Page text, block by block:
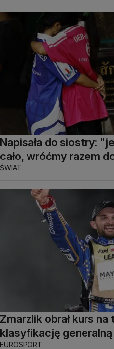
Napisała do siostry:
cało, wróćmy razem
ŚWIAT
Zmarzlik obrał kurs na
klasyfikację generalną
EUROSPORT